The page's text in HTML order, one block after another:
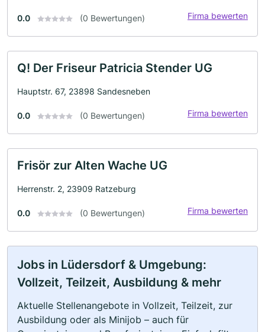
0.0 (0 Bewertungen) Firma bewerten
Q! Der Friseur Patricia Stender UG
Hauptstr. 67, 23898 Sandesneben
0.0 (0 Bewertungen) Firma bewerten
Frisör zur Alten Wache UG
Herrenstr. 2, 23909 Ratzeburg
0.0 (0 Bewertungen) Firma bewerten
Jobs in Lüdersdorf & Umgebung:
Vollzeit, Teilzeit, Ausbildung & mehr
Aktuelle Stellenangebote in Vollzeit, Teilzeit, zur
Ausbildung oder als Minijob – auch für